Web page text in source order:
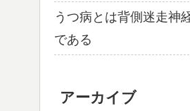
うつ病とは背側迷走神
である
アーカイブ